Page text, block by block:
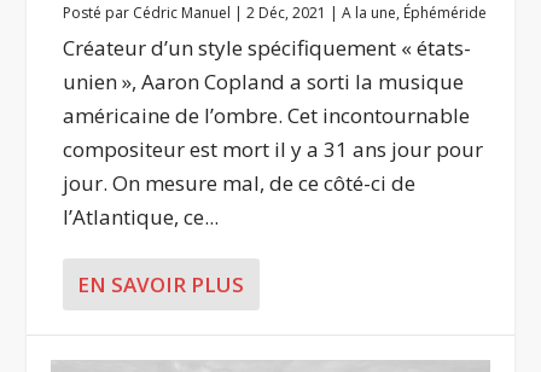
Posté par Cédric Manuel |2 Déc, 2021 |A la une, Éphéméride
Créateur d’un style spécifiquement « états-
unien », Aaron Copland a sorti la musique
américaine de l’ombre. Cet incontournable
compositeur est mort il y a 31 ans jour pour
jour. On mesure mal, de ce côté-ci de
l’Atlantique, ce...
EN SAVOIR PLUS